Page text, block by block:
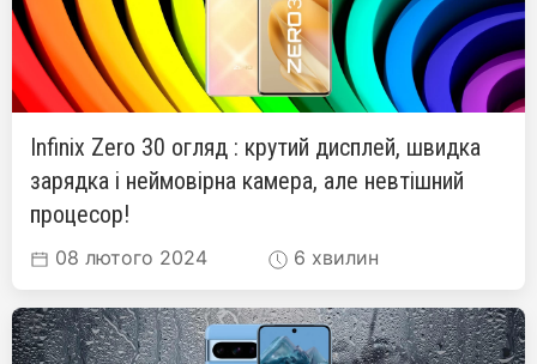
Infinix Zero 30 огляд : крутий дисплей, швидка
зарядка і неймовірна камера, але невтішний
процесор!
08 лютого 2024 6 хвилин